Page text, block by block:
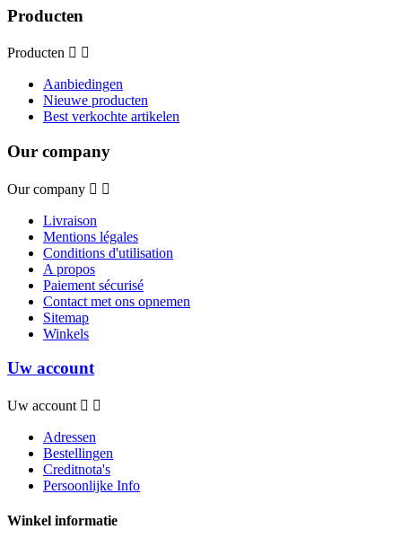
Producten
Producten  
Aanbiedingen
Nieuwe producten
Best verkochte artikelen
Our company
Our company  
Livraison
Mentions légales
Conditions d'utilisation
A propos
Paiement sécurisé
Contact met ons opnemen
Sitemap
Winkels
Uw account
Uw account  
Adressen
Bestellingen
Creditnota's
Persoonlijke Info
Winkel informatie